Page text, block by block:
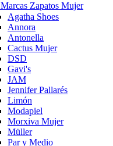
Marcas Zapatos Mujer
Agatha Shoes
Annora
Antonella
Cactus Mujer
DSD
Gavi's
JAM
Jennifer Pallarés
Limón
Modapiel
Morxiva Mujer
Müller
Par y Medio